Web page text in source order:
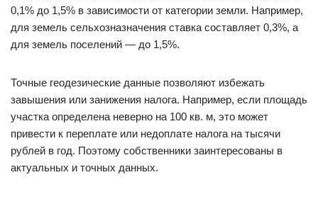
0,1% до 1,5% в зависимости от категории земли. Например,
для земель сельхозназначения ставка составляет 0,3%, а
для земель поселений — до 1,5%.
Точные геодезические данные позволяют избежать
завышения или занижения налога. Например, если площадь
участка определена неверно на 100 кв. м, это может
привести к переплате или недоплате налога на тысячи
рублей в год. Поэтому собственники заинтересованы в
актуальных и точных данных.